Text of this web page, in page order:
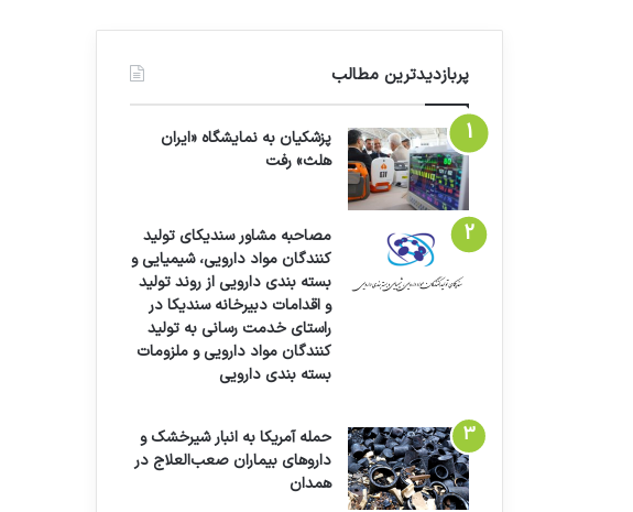
پربازدیدترین مطالب
پزشکیان به نمایشگاه «ایران
هلث» رفت
مصاحبه مشاور سندیکای تولید
کنندگان مواد دارویی، شیمیایی و
بسته بندی دارویی از روند تولید
و اقدامات دبیرخانه سندیکا در
راستای خدمت رسانی به تولید
کنندگان مواد دارویی و ملزومات
بسته بندی دارویی
حمله آمریکا به انبار شیرخشک و
داروهای بیماران صعب‌العلاج در
همدان